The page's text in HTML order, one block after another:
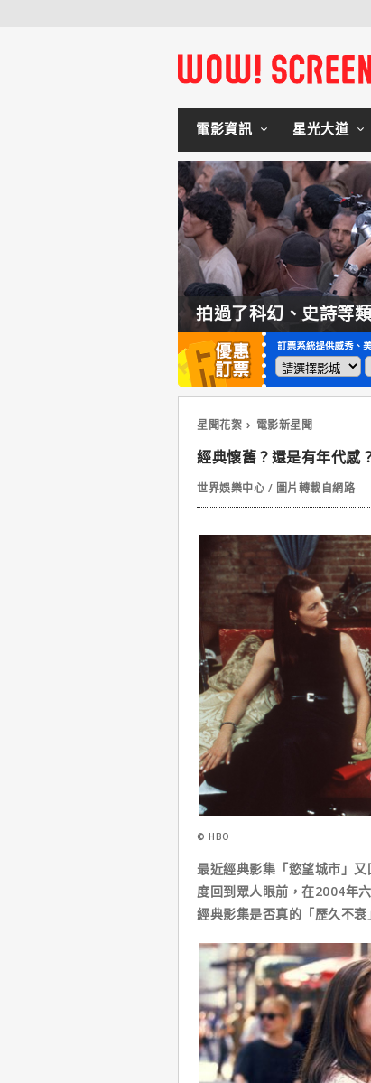
電影資訊 星光大道
拍過了科幻、史詩等
星聞花絮 電影新星聞
經典懷舊？還是有年代感
世界娛樂中心 / 圖片轉載自網路
© HBO
最近經典影集「慾望城市」
度回到眾人眼前，在2004年
經典影集是否真的「歷久不衰